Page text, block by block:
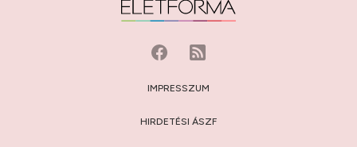
IMPRESSZUM
HIRDETÉSI ÁSZF